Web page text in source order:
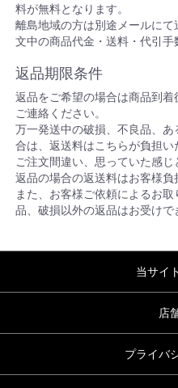
料が無料となります。
離島地域の方は別途メールに
文中の商品代金・送料・代引手
返品期限条件
返品をご希望の場合は商品到
ご連絡ください。
万一発送中の破損、不良品、
合は、返送料はこちらが負担い
ご注文間違い、思っていた感
返品の場合の返送料はお客様負
また、お客様ご依頼によるお
品、破損以外の返品はお受けで
当サイ
店
プライバ